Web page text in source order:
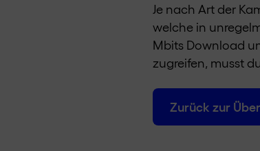
Je nach Art der
welche in
Mbits Download
zugreifen, musst
Zurück zur